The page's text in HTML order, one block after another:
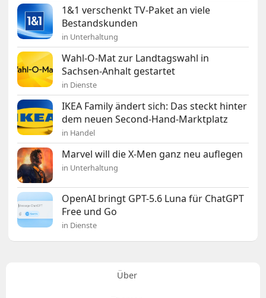
1&1 verschenkt TV-Paket an viele
Bestandskunden
in Unterhaltung
Wahl-O-Mat zur Landtagswahl in
Sachsen-Anhalt gestartet
in Dienste
IKEA Family ändert sich: Das steckt hinter
dem neuen Second-Hand-Marktplatz
in Handel
Marvel will die X-Men ganz neu auflegen
in Unterhaltung
OpenAI bringt GPT-5.6 Luna für ChatGPT
Free und Go
in Dienste
Über